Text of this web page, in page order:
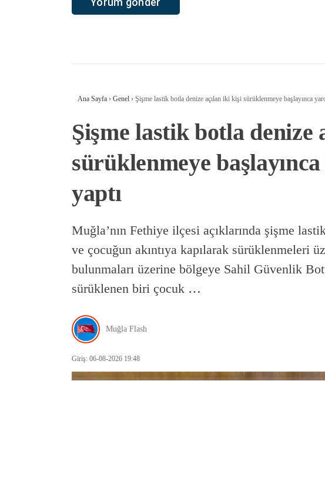
Ana Sayfa › Genel › Şişme lastik botla denize açılan iki kişi sürüklenmeye başlayınca
Şişme lastik botla denize
sürüklenmeye başlayınca
yaptı
Muğla’nın Fethiye ilçesi açıklarında şişme
ve çocuğun akıntıya kapılarak sürüklenmeleri
bulunmaları üzerine bölgeye Sahil Güvenlik
sürüklenen biri çocuk …
Muğla Flash
Giriş: 06-08-2026 19:48